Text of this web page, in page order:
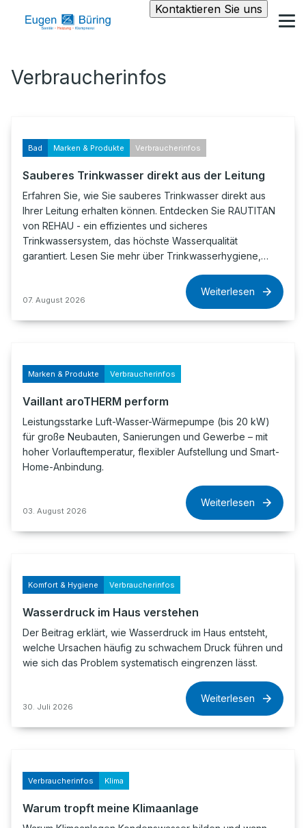
Kontaktieren Sie uns
Verbraucherinfos
Bad Marken & Produkte Verbraucherinfos
Sauberes Trinkwasser direkt aus der Leitung
Erfahren Sie, wie Sie sauberes Trinkwasser direkt aus
Ihrer Leitung erhalten können. Entdecken Sie RAUTITAN
von REHAU - ein effizientes und sicheres
Trinkwassersystem, das höchste Wasserqualität
garantiert. Lesen Sie mehr über Trinkwasserhygiene,…
07. August 2026
Weiterlesen
Marken & Produkte Verbraucherinfos
Vaillant aroTHERM perform
Leistungsstarke Luft-Wasser-Wärmepumpe (bis 20 kW)
für große Neubauten, Sanierungen und Gewerbe – mit
hoher Vorlauftemperatur, flexibler Aufstellung und Smart-
Home-Anbindung.
03. August 2026
Weiterlesen
Komfort & Hygiene Verbraucherinfos
Wasserdruck im Haus verstehen
Der Beitrag erklärt, wie Wasserdruck im Haus entsteht,
welche Ursachen häufig zu schwachem Druck führen und
wie sich das Problem systematisch eingrenzen lässt.
30. Juli 2026
Weiterlesen
Verbraucherinfos Klima
Warum tropft meine Klimaanlage